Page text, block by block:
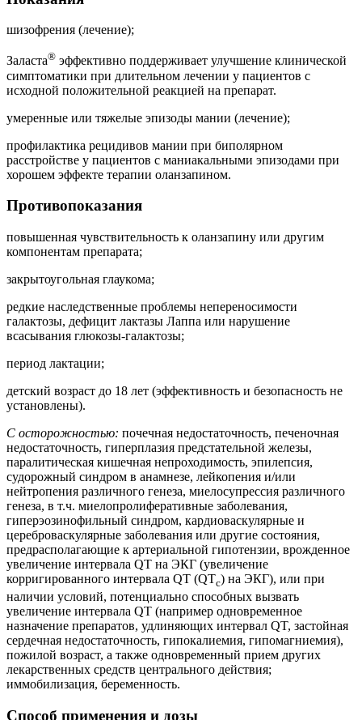
шизофрения (лечение);
Заласта® эффективно поддерживает улучшение клинической
симптоматики при длительном лечении у пациентов с
исходной положительной реакцией на препарат.
умеренные или тяжелые эпизоды мании (лечение);
профилактика рецидивов мании при биполярном
расстройстве у пациентов с маниакальными эпизодами при
хорошем эффекте терапии оланзапином.
Противопоказания
повышенная чувствительность к оланзапину или другим
компонентам препарата;
закрытоугольная глаукома;
редкие наследственные проблемы непереносимости
галактозы, дефицит лактазы Лаппа или нарушение
всасывания глюкозы-галактозы;
период лактации;
детский возраст до 18 лет (эффективность и безопасность не
установлены).
С осторожностью: почечная недостаточность, печеночная
недостаточность, гиперплазия предстательной железы,
паралитическая кишечная непроходимость, эпилепсия,
судорожный синдром в анамнезе, лейкопения и/или
нейтропения различного генеза, миелосупрессия различного
генеза, в т.ч. миелопролиферативные заболевания,
гиперэозинофильный синдром, кардиоваскулярные и
цереброваскулярные заболевания или другие состояния,
предрасполагающие к артериальной гипотензии, врожденное
увеличение интервала QT на ЭКГ (увеличение
корригированного интервала QT (QTc) на ЭКГ), или при
наличии условий, потенциально способных вызвать
увеличение интервала QT (например одновременное
назначение препаратов, удлиняющих интервал QT, застойная
сердечная недостаточность, гипокалиемия, гипомагниемия),
пожилой возраст, а также одновременный прием других
лекарственных средств центрального действия;
иммобилизация, беременность.
Способ применения и дозы